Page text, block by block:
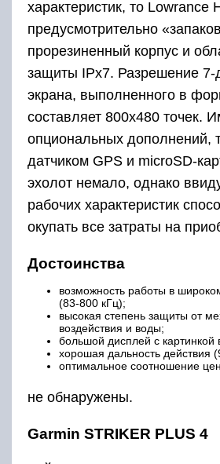
Достоинства
возможность работы в
(83-800 кГц);
высокая степень защиты от
воздействия и воды;
большой дисплей с картинкой
хорошая дальность действия
оптимальное соотношение
не обнаружены.
Garmin STRIKER PLUS 4
Рейтинг: 4.8